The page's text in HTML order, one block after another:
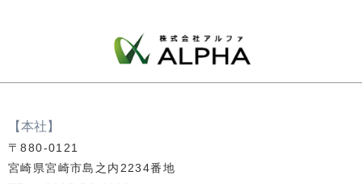
【本社】
〒880-0121
宮崎県宮崎市島之内2234番地